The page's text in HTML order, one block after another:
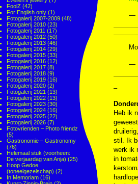
FoolZ (42)
For English only (1)
Fotogalerij 2007-2009 (48)
Fotogalerij 2010 (23)
Fotogalerij 2011 (17)
Fotogalerij 2012 (50)
Fotogalerij 2013 (46)
Fotogalerij 2014 (29)
Fotogalerij 2015 (33)
Fotogalerij 2016 (12)
Fotogalerij 2017 (8)
Fotogalerij 2018 (9)
Fotogalerij 2019 (16)
Fotogalerij 2020 (2)
Fotogalerij 2021 (13)
Fotogalerij 2022 (13)
Fotogalerij 2023 (30)
Fotogalerij 2024 (16)
Fotogalerij 2025 (22)
Fotogalerij 2026 (7)
Fotovrienden – Photo friendz
(5)
Gastronomie – Gastronomy
(76)
Helemaal stuk (voorheen:
De verjaardag van Anja) (25)
Hoop Gedoe
(toneelgezelschap) (2)
In Memoriam (16)
—
—
–
Heb ik
stil. Ik
werk ik
in